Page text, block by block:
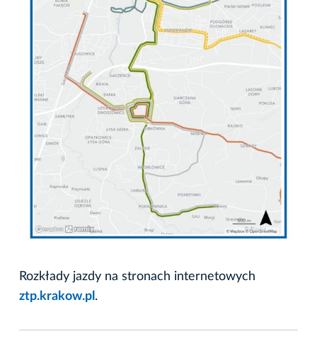
Rozkłady jazdy na stronach internetowych
ztp.krakow.pl .